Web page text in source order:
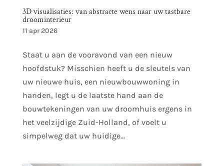
3D visualisaties: van abstracte wens naar uw tastbare
droominterieur
11 apr 2026
Staat u aan de vooravond van een nieuw
hoofdstuk? Misschien heeft u de sleutels van
uw nieuwe huis, een nieuwbouwwoning in
handen, legt u de laatste hand aan de
bouwtekeningen van uw droomhuis ergens in
het veelzijdige Zuid-Holland, of voelt u
simpelweg dat uw huidige...